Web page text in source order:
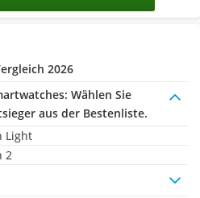
2026
Wählen Sie
aus der Bestenliste.
Light
2